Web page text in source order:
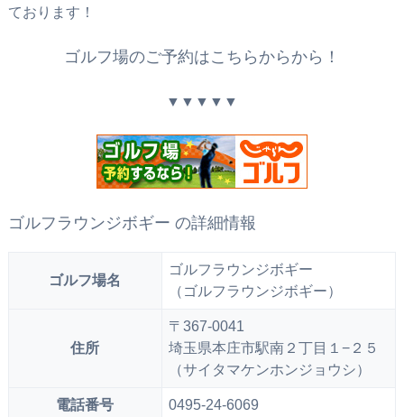
ております！
ゴルフ場のご予約はこちらからから！
▼▼▼▼▼
ゴルフラウンジボギー の詳細情報
ゴルフ場名
ゴルフラウンジボギー
（ゴルフラウンジボギー）
住所
〒367-0041
埼玉県本庄市駅南２丁目１−２５
（サイタマケンホンジョウシ）
電話番号
0495-24-6069